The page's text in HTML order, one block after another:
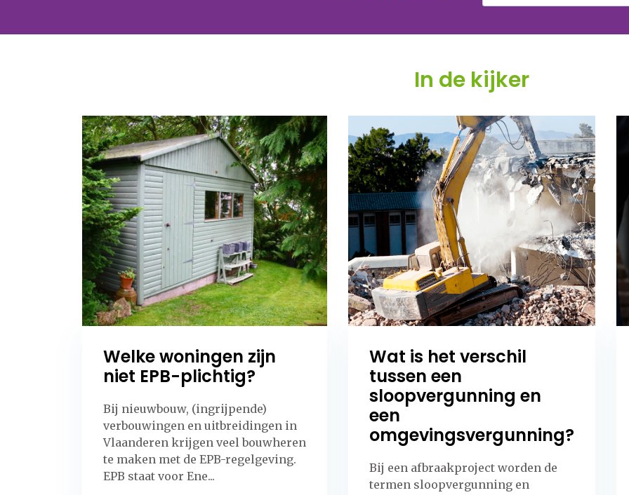
In de kijker
Welke woningen zijn
niet EPB-plichtig?
Bij nieuwbouw, (ingrijpende)
verbouwingen en uitbreidingen in
Vlaanderen krijgen veel bouwheren
te maken met de EPB-regelgeving.
EPB staat voor Ene...
Wat is het verschil
tussen een
sloopvergunning en
een
omgevingsvergunning?
Bij een afbraakproject worden de
termen sloopvergunning en